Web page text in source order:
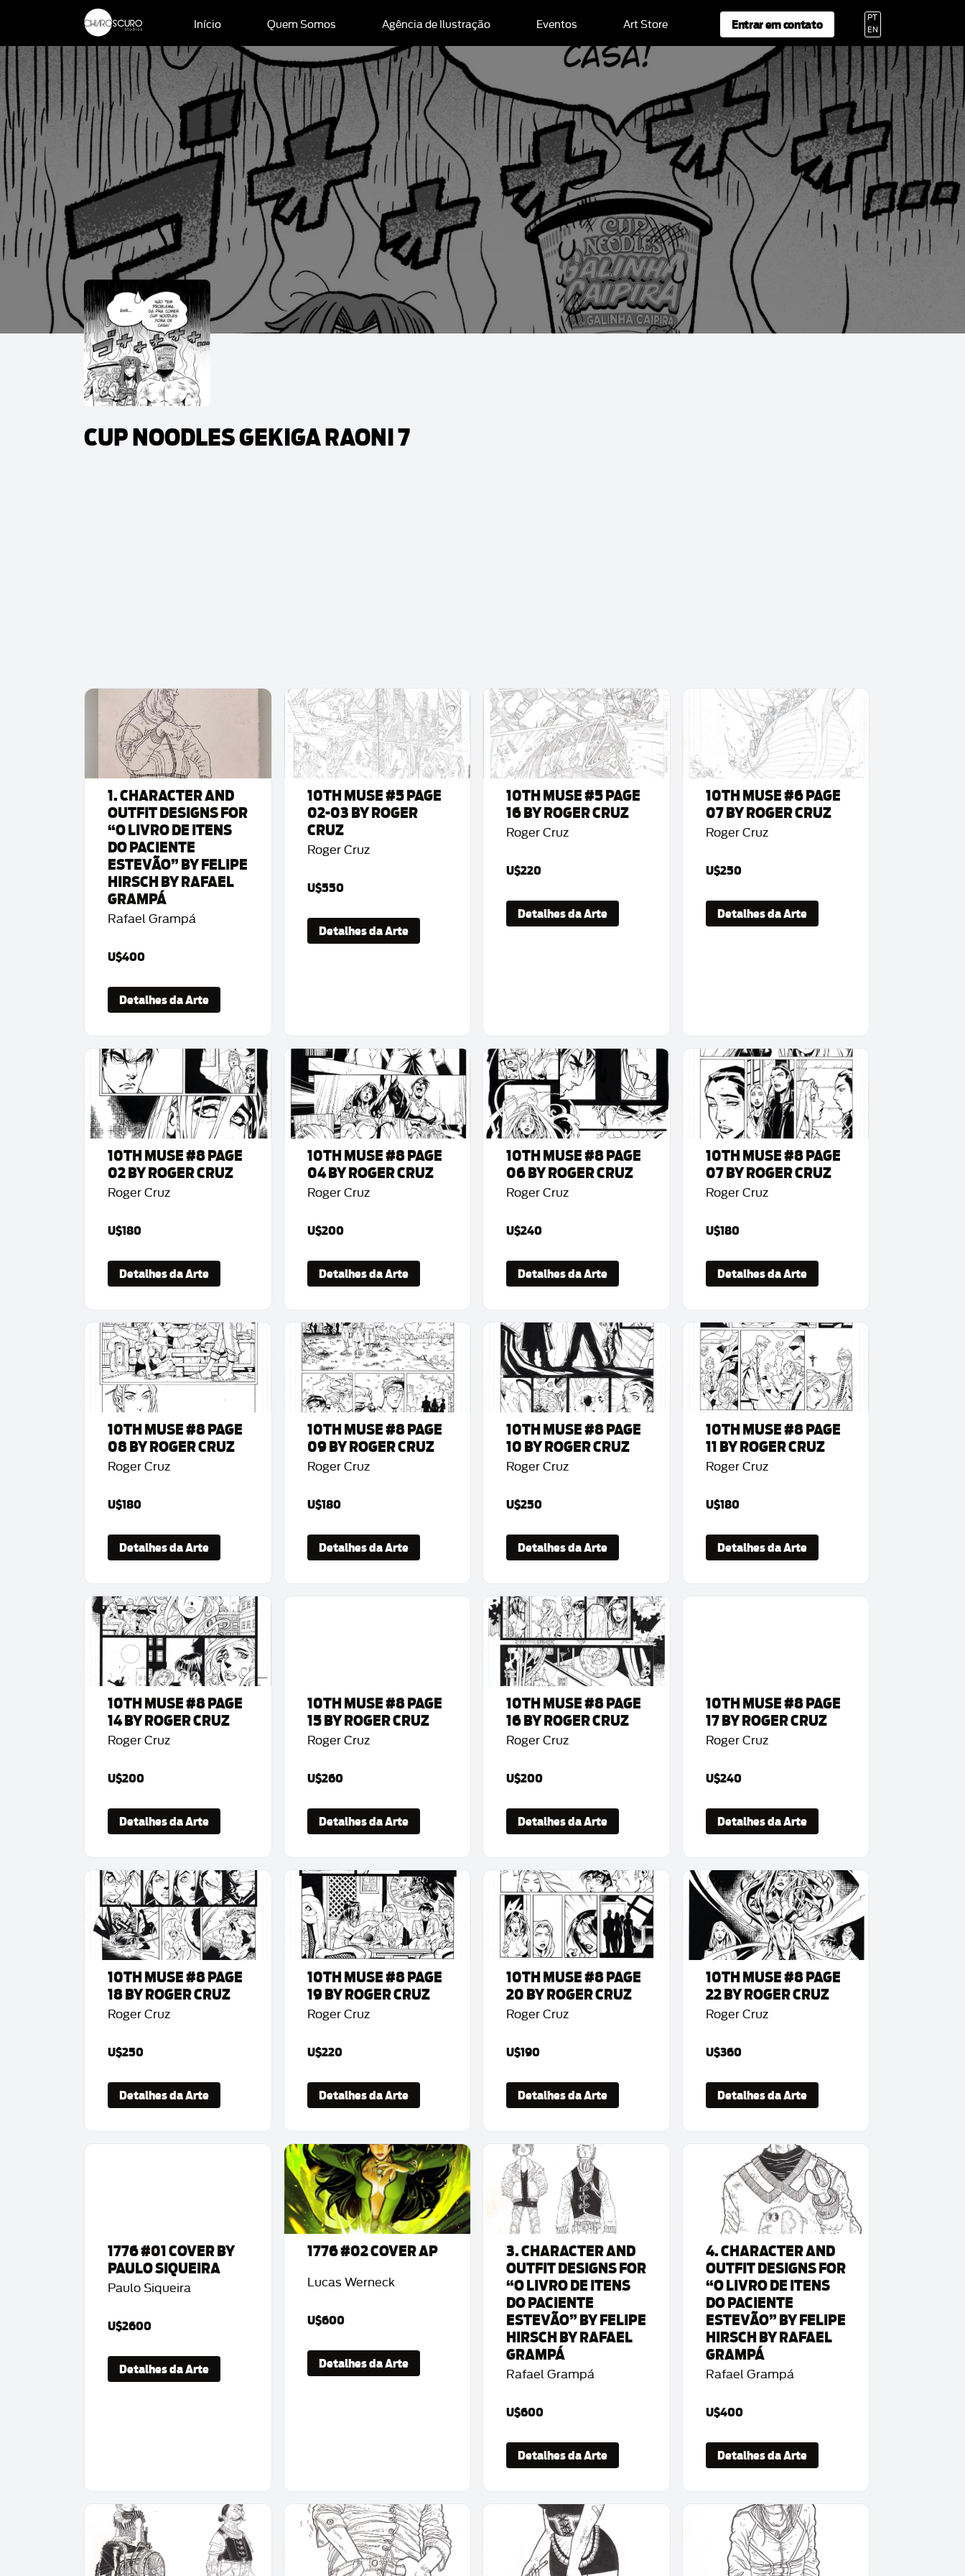
Início Quem Somos Agência de Ilustração Eventos Art Store Entrar em contato
PT
EN
CUP NOODLES GEKIGA RAONI 7
1. CHARACTER AND
OUTFIT DESIGNS FOR
“O LIVRO DE ITENS
DO PACIENTE
ESTEVÃO” BY FELIPE
HIRSCH BY RAFAEL
GRAMPÁ
Rafael Grampá
U$400
Detalhes da Arte
10TH MUSE #5 PAGE
02-03 BY ROGER
CRUZ
Roger Cruz
U$550
Detalhes da Arte
10TH MUSE #5 PAGE
16 BY ROGER CRUZ
Roger Cruz
U$220
Detalhes da Arte
10TH MUSE #6 PAGE
07 BY ROGER CRUZ
Roger Cruz
U$250
Detalhes da Arte
10TH MUSE #8 PAGE
02 BY ROGER CRUZ
Roger Cruz
U$180
Detalhes da Arte
10TH MUSE #8 PAGE
04 BY ROGER CRUZ
Roger Cruz
U$200
Detalhes da Arte
10TH MUSE #8 PAGE
06 BY ROGER CRUZ
Roger Cruz
U$240
Detalhes da Arte
10TH MUSE #8 PAGE
07 BY ROGER CRUZ
Roger Cruz
U$180
Detalhes da Arte
10TH MUSE #8 PAGE
08 BY ROGER CRUZ
Roger Cruz
U$180
Detalhes da Arte
10TH MUSE #8 PAGE
09 BY ROGER CRUZ
Roger Cruz
U$180
Detalhes da Arte
10TH MUSE #8 PAGE
10 BY ROGER CRUZ
Roger Cruz
U$250
Detalhes da Arte
10TH MUSE #8 PAGE
11 BY ROGER CRUZ
Roger Cruz
U$180
Detalhes da Arte
10TH MUSE #8 PAGE
14 BY ROGER CRUZ
Roger Cruz
U$200
Detalhes da Arte
10TH MUSE #8 PAGE
15 BY ROGER CRUZ
Roger Cruz
U$260
Detalhes da Arte
10TH MUSE #8 PAGE
16 BY ROGER CRUZ
Roger Cruz
U$200
Detalhes da Arte
10TH MUSE #8 PAGE
17 BY ROGER CRUZ
Roger Cruz
U$240
Detalhes da Arte
10TH MUSE #8 PAGE
18 BY ROGER CRUZ
Roger Cruz
U$250
Detalhes da Arte
10TH MUSE #8 PAGE
19 BY ROGER CRUZ
Roger Cruz
U$220
Detalhes da Arte
10TH MUSE #8 PAGE
20 BY ROGER CRUZ
Roger Cruz
U$190
Detalhes da Arte
10TH MUSE #8 PAGE
22 BY ROGER CRUZ
Roger Cruz
U$360
Detalhes da Arte
1776 #01 COVER BY
PAULO SIQUEIRA
Paulo Siqueira
U$2600
Detalhes da Arte
1776 #02 COVER AP
Lucas Werneck
U$600
Detalhes da Arte
3. CHARACTER AND
OUTFIT DESIGNS FOR
“O LIVRO DE ITENS
DO PACIENTE
ESTEVÃO” BY FELIPE
HIRSCH BY RAFAEL
GRAMPÁ
Rafael Grampá
U$600
Detalhes da Arte
4. CHARACTER AND
OUTFIT DESIGNS FOR
“O LIVRO DE ITENS
DO PACIENTE
ESTEVÃO” BY FELIPE
HIRSCH BY RAFAEL
GRAMPÁ
Rafael Grampá
U$400
Detalhes da Arte